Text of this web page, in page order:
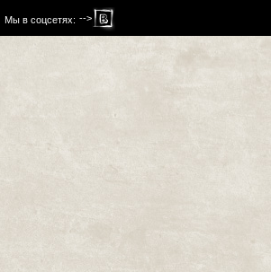
Мы в соцсетях: -->